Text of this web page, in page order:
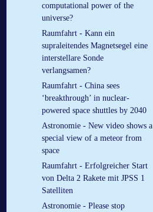
computational power of the
universe?
Raumfahrt - Kann ein
supraleitendes Magnetsegel eine
interstellare Sonde
verlangsamen?
Raumfahrt - China sees
‘breakthrough’ in nuclear-
powered space shuttles by 2040
Astronomie - New video shows a
special view of a meteor from
space
Raumfahrt - Erfolgreicher Start
von Delta 2 Rakete mit JPSS 1
Satelliten
Astronomie - Please stop